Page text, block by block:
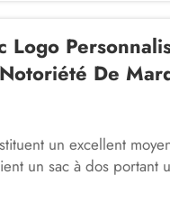
Logo
De
un excellent
un sac à dos
voyage aide les clients